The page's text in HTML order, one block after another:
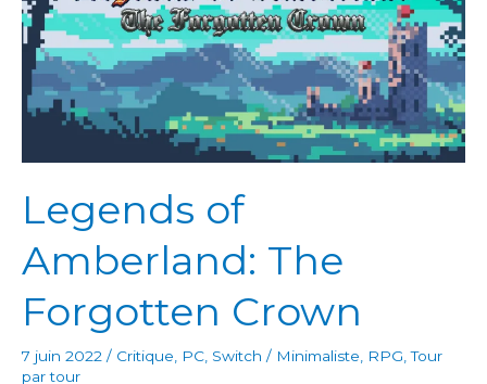
Legends of
Amberland: The
Forgotten Crown
7 juin 2022 / Critique PC Switch / Minimaliste RPG ,Tour
par tour